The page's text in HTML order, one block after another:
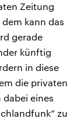
Zeitung
kann das
gerade
künftig
in diese
die privaten
eines
zu